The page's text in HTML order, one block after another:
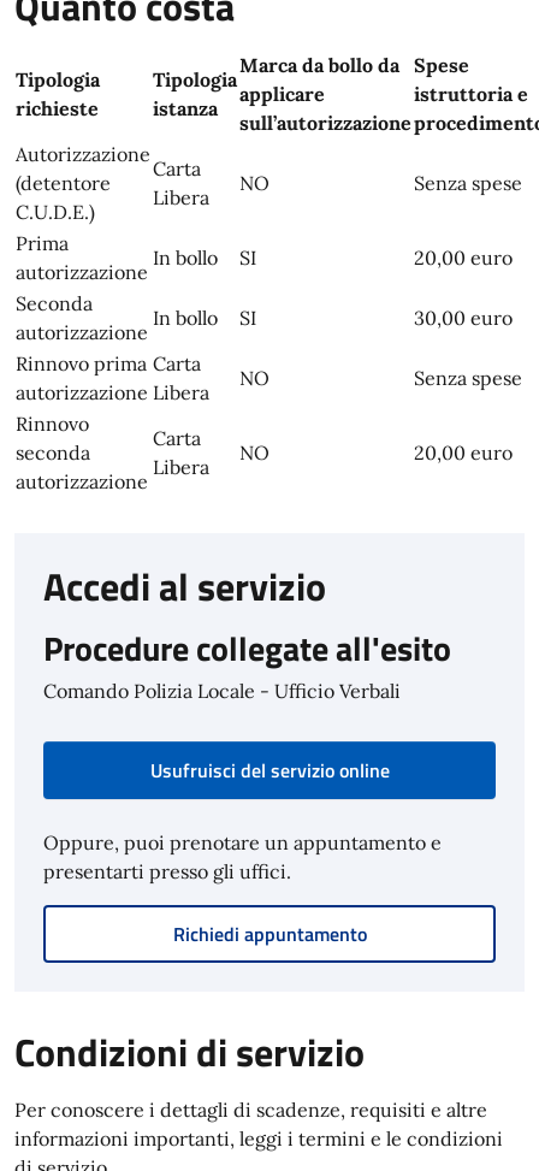
Tipologia
richieste
Tipologia
istanza
Marca da bollo da
applicare
sull’autorizzazione
Spese
istruttoria e
Autorizzazione
(detentore
C.U.D.E.)
Carta
Libera
NO Senza spese
Prima
autorizzazione
In bollo SI
20,00 euro
Seconda
autorizzazione
In bollo SI
30,00 euro
Rinnovo prima
autorizzazione
Carta
Libera
NO
Senza spese
Rinnovo
seconda
autorizzazione
Carta
Libera
NO 20,00 euro
Accedi al servizio
Procedure collegate all'esito
Comando Polizia Locale - Ufficio Verbali
Usufruisci del servizio online
Oppure, puoi prenotare un appuntamento e
presentarti presso gli uffici.
Richiedi appuntamento
Condizioni di servizio
Per conoscere i dettagli di scadenze, requisiti e altre
informazioni importanti, leggi i termini e le condizioni